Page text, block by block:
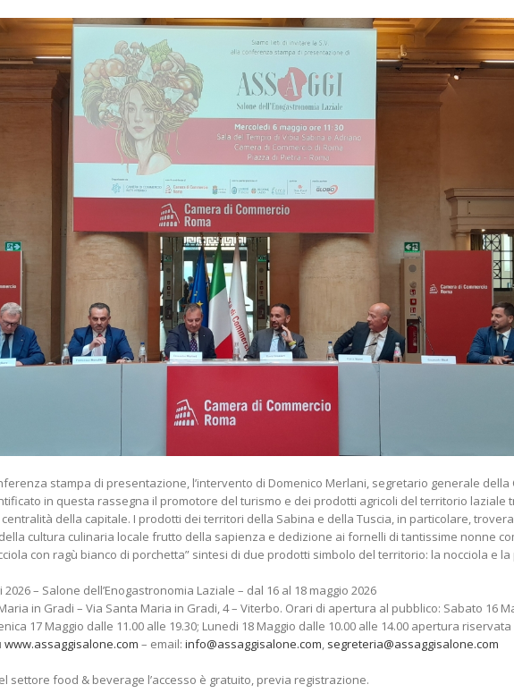
stampa di presentazione, l’intervento di Domenico Merlani, segretario generale della
in questa rassegna il promotore del turismo e dei prodotti agricoli del territorio laziale
della capitale. I prodotti dei territori della Sabina e della Tuscia, in particolare,
cultura culinaria locale frutto della sapienza e dedizione ai fornelli di tantissime nonne
con ragù bianco di porchetta” sintesi di due prodotti simbolo del territorio: la nocciola e
– Salone dell’Enogastronomia Laziale – dal 16 al 18 maggio 2026
in Gradi – Via Santa Maria in Gradi, 4 – Viterbo. Orari di apertura al pubblico: Sabato 16
17 Maggio dalle 11.00 alle 19.30; Lunedi 18 Maggio dalle 10.00 alle 14.00 apertura
www.assaggisalone.com – email: info@assaggisalone.com, segreteria@assaggisalone.com
settore food & beverage l’accesso è gratuito, previa registrazione.